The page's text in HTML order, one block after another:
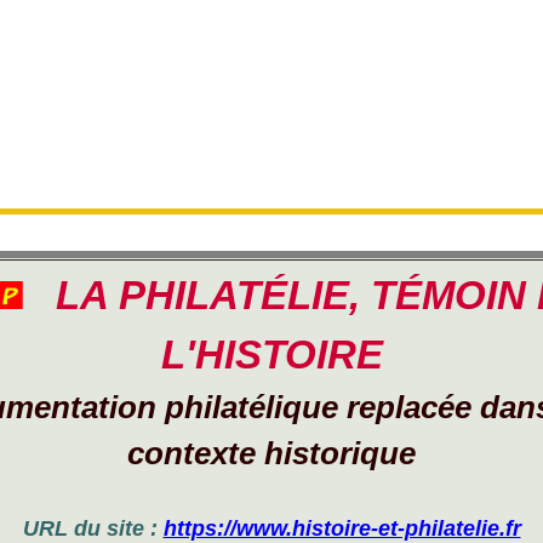
LA PHILATÉLIE, TÉMOIN
L'HISTOIRE
philatélique replacée
contexte historique
URL du site : https://www.histoire-et-philatelie.fr